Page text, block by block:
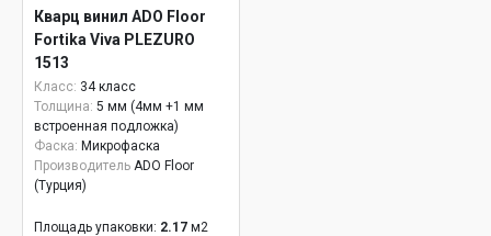
Кварц винил ADO Floor
Fortika Viva PLEZURO
1513
Класс: 34 класс
Толщина: 5 мм (4мм +1 мм
встроенная подложка)
Фаска: Микрофаска
Производитель ADO Floor
(Турция)
Площадь упаковки: 2.17 м2